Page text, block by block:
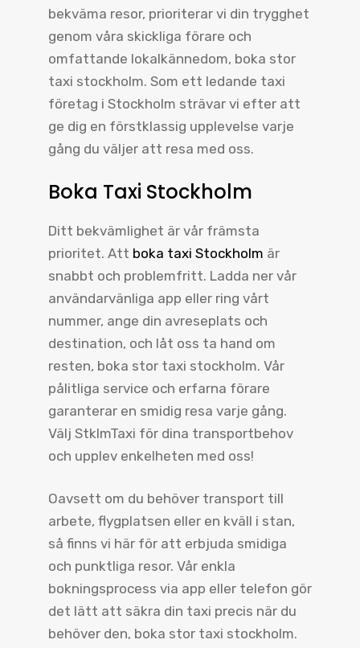
bekväma resor, prioriterar vi din trygghet
genom våra skickliga förare och
omfattande lokalkännedom, boka stor
taxi stockholm. Som ett ledande taxi
företag i Stockholm strävar vi efter att
ge dig en förstklassig upplevelse varje
gång du väljer att resa med oss.
Boka Taxi Stockholm
Ditt bekvämlighet är vår främsta
prioritet. Att boka taxi Stockholm är
snabbt och problemfritt. Ladda ner vår
användarvänliga app eller ring vårt
nummer, ange din avreseplats och
destination, och låt oss ta hand om
resten, boka stor taxi stockholm. Vår
pålitliga service och erfarna förare
garanterar en smidig resa varje gång.
Välj StklmTaxi för dina transportbehov
och upplev enkelheten med oss!
Oavsett om du behöver transport till
arbete, flygplatsen eller en kväll i stan,
så finns vi här för att erbjuda smidiga
och punktliga resor. Vår enkla
bokningsprocess via app eller telefon gör
det lätt att säkra din taxi precis när du
behöver den, boka stor taxi stockholm.